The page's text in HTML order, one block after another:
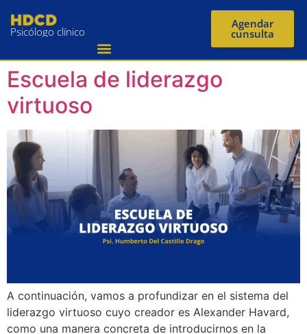
Psicólogo clínico
Agendar
cunsulta
Escuela de liderazgo
virtuoso
A continuación, vamos a profundizar en el sistema del
liderazgo virtuoso cuyo creador es Alexander Havard,
como una manera concreta de introducirnos en la